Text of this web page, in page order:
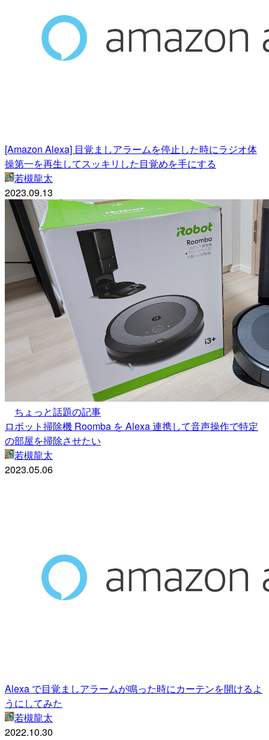
[Amazon Alexa] 目覚ましアラームを停止した時にラジオ体
操第一を再生してスッキリした目覚めを手にする
若槻龍太
2023.09.13
ちょっと話題の記事
ロボット掃除機 Roomba を Alexa 連携して音声操作で特定
の部屋を掃除させたい
若槻龍太
2023.05.06
Alexa で目覚ましアラームが鳴った時にカーテンを開けるよ
うにしてみた
若槻龍太
2022.10.30